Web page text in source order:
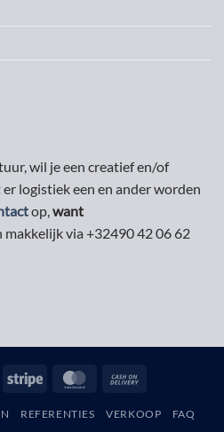
wil je een creatief en/of
logistiek een en ander worden
op,want
makkelijk via +32490 42 06 62
Stripe MasterCard
Delivery
REFERENTIES VERKOOP FAQ